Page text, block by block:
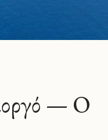
— Ο